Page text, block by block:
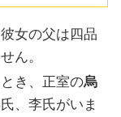
女の父は四品
ん。
き、正室の烏
、李氏がいま